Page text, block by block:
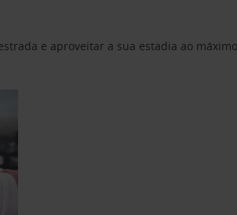
e aproveitar a sua estadia ao